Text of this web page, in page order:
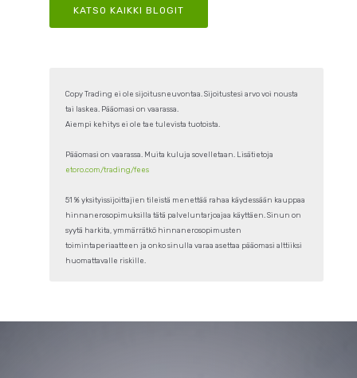
KATSO KAIKKI BLOGIT
Copy Trading ei ole sijoitusneuvontaa. Sijoitustesi arvo voi nousta
tai laskea. Pääomasi on vaarassa.
Aiempi kehitys ei ole tae tulevista tuotoista.
Pääomasi on vaarassa. Muita kuluja sovelletaan. Lisätietoja
etoro.com/trading/fees
51 % yksityissijoittajien tileistä menettää rahaa käydessään kauppaa
hinnanerosopimuksilla tätä palveluntarjoajaa käyttäen. Sinun on
syytä harkita, ymmärrätkö hinnanerosopimusten
toimintaperiaatteen ja onko sinulla varaa asettaa pääomasi alttiiksi
huomattavalle riskille.